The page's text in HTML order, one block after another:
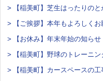
> 【稲美町】芝生はったりの
> 【ご挨拶】本年もよろしくお
> 【お休み】年末年始の知らせ
> 【稲美町】野球のトレーニ
> 【稲美町】カースペースの